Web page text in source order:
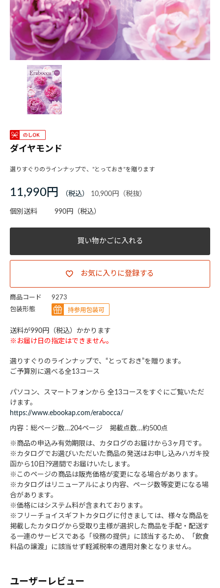
ダイヤモンド
選りすぐりのラインナップで、”とっておき”を贈ります
11,990円 10,900円
商品コード
9273
包装形態
送料が990円（税込）かかります
※お届け日の指定はできません。
個別送料 990円 （税込）
買い物かごに入れる
お気に入りに登録する
選りすぐりのラインナップで、“とっておき”を贈ります。
ご予算別に選べる全13コース
パソコン、スマートフォンから 全13コースをすぐにご覧いただ
けます。
https://www.ebookap.com/erabocca/
内容：総ページ数…204ページ 掲載点数…約500点
※商品の申込み有効期限は、カタログのお届けから3ヶ月です。
※カタログでお選びいただいた商品の発送はお申し込みハガキ投
函から10日?9週間でお届けいたします。
※このページの商品は販売価格が変更になる場合があります。
※カタログはリニューアルにより内容、ページ数等変更になる場
合があります。
※価格にはシステム料が含まれております。
※フリーチョイスギフトカタログに付きましては、様々な商品を
掲載したカタログから受取り主様が選択した商品を手配・配送す
る一連のサービスである「役務の提供」に該当するため、「飲食
料品の譲渡」に該当せず軽減税率の適用対象となりません。
ユーザーレビュー